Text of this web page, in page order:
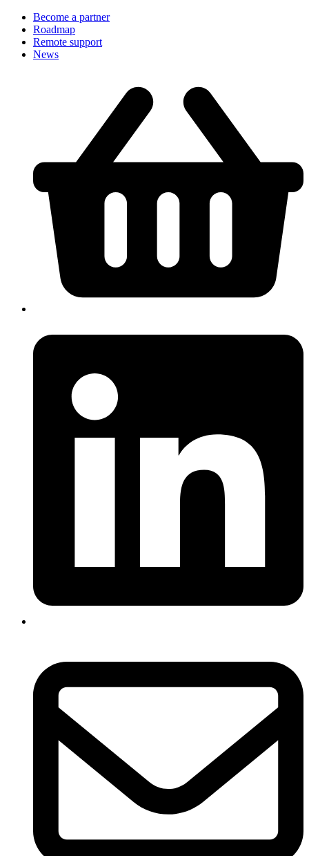
Become a partner
Roadmap
Remote support
News